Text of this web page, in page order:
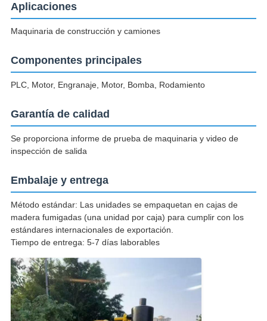
Aplicaciones
Maquinaria de construcción y camiones
Componentes principales
PLC, Motor, Engranaje, Motor, Bomba, Rodamiento
Garantía de calidad
Se proporciona informe de prueba de maquinaria y video de
inspección de salida
Embalaje y entrega
Método estándar: Las unidades se empaquetan en cajas de
madera fumigadas (una unidad por caja) para cumplir con los
estándares internacionales de exportación.
Tiempo de entrega: 5-7 días laborables